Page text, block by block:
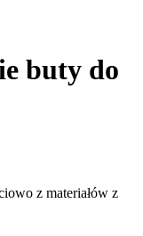
buty do
z materiałów z